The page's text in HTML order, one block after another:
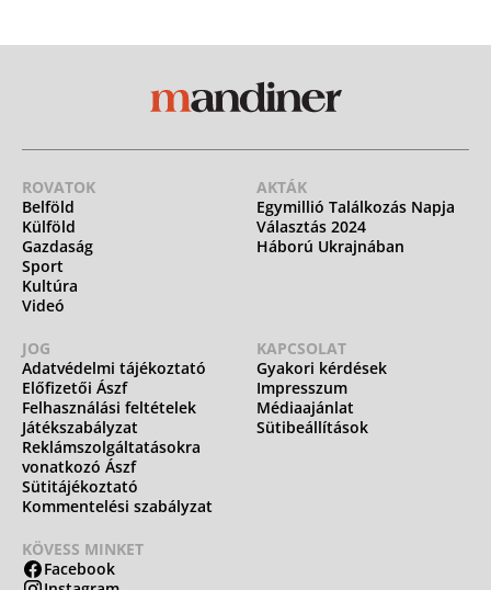
ROVATOK
Belföld
Külföld
Gazdaság
Sport
Kultúra
Videó
AKTÁK
Egymillió Találkozás Napja
Választás 2024
Háború Ukrajnában
JOG
Adatvédelmi tájékoztató
Előfizetői Ászf
Felhasználási feltételek
Játékszabályzat
Reklámszolgáltatásokra
vonatkozó Ászf
Sütitájékoztató
Kommentelési szabályzat
KAPCSOLAT
Gyakori kérdések
Impresszum
Médiaajánlat
Sütibeállítások
KÖVESS MINKET
Facebook